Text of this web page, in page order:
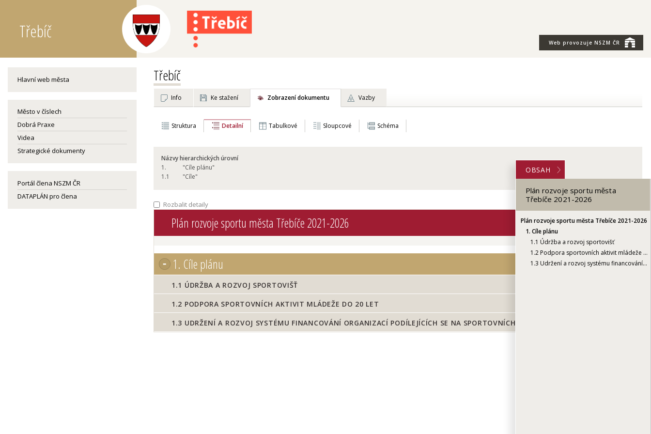
Třebíč
Web provozuje NSZM ČR
Hlavní web města
Město v číslech
Dobrá Praxe
Videa
Strategické dokumenty
Portál člena NSZM ČR
DATAPLÁN pro člena
Třebíč
Info Ke stažení Zobrazení dokumentu Vazby
Struktura Detailní Tabulkové Sloupcové Schéma
Názvy hierarchických úrovní
1.
"Cíle plánu"
1.1 "Cíle"
OBSAH
Plán rozvoje sportu města
Třebíče 2021-2026
Plán rozvoje sportu města Třebíče 2021-2026
1. Cíle plánu
1.1 Údržba a rozvoj sportovišť
1.2 Podpora sportovních aktivit mládeže do 20 let
1.3 Udržení a rozvoj systému financování organizací podílejících se na sportovních aktivitách
Rozbalit detaily
Plán rozvoje sportu města Třebíče 2021-2026
1. Cíle plánu
1.1 ÚDRŽBA A ROZVOJ SPORTOVIŠŤ
1.2 PODPORA SPORTOVNÍCH AKTIVIT MLÁDEŽE DO 20 LET
1.3 UDRŽENÍ A ROZVOJ SYSTÉMU FINANCOVÁNÍ ORGANIZACÍ PODÍLEJÍCÍCH SE NA SPORTOVNÍCH AKTIVITÁCH